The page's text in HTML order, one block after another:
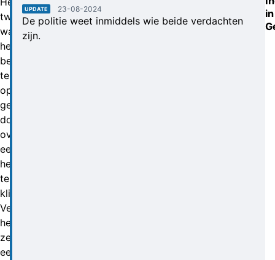
tweetal
was
het
beveiligde
terrein
op
gekomen
door
over
een
hek
te
klimmen.
Vervolgens
hebben
ze
een
UPDATE 23-08-2024
De politie weet inmiddels wie beide verdachten
zijn.
in